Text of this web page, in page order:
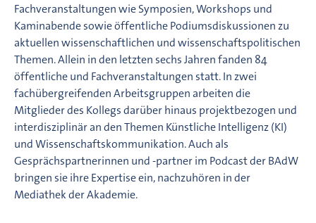
Fachveranstaltungen wie Symposien, Workshops und
Kaminabende sowie öffentliche Podiumsdiskussionen zu
aktuellen wissenschaftlichen und wissenschaftspolitischen
Themen. Allein in den letzten sechs Jahren fanden 84
öffentliche und Fachveranstaltungen statt. In zwei
fachübergreifenden Arbeitsgruppen arbeiten die
Mitglieder des Kollegs darüber hinaus projektbezogen und
interdisziplinär an den Themen Künstliche Intelligenz (KI)
und Wissenschaftskommunikation. Auch als
Gesprächspartnerinnen und -partner im Podcast der BAdW
bringen sie ihre Expertise ein, nachzuhören in der
Mediathek der Akademie.